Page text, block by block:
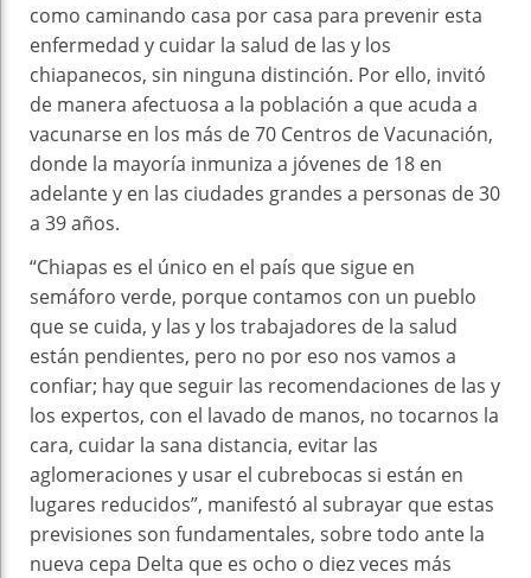
como caminando casa por casa para prevenir esta
enfermedad y cuidar la salud de las y los
chiapanecos, sin ninguna distinción. Por ello, invitó
de manera afectuosa a la población a que acuda a
vacunarse en los más de 70 Centros de Vacunación,
donde la mayoría inmuniza a jóvenes de 18 en
adelante y en las ciudades grandes a personas de 30
a 39 años.
“Chiapas es el único en el país que sigue en
semáforo verde, porque contamos con un pueblo
que se cuida, y las y los trabajadores de la salud
están pendientes, pero no por eso nos vamos a
confiar; hay que seguir las recomendaciones de las y
los expertos, con el lavado de manos, no tocarnos la
cara, cuidar la sana distancia, evitar las
aglomeraciones y usar el cubrebocas si están en
lugares reducidos”, manifestó al subrayar que estas
previsiones son fundamentales, sobre todo ante la
nueva cepa Delta que es ocho o diez veces más